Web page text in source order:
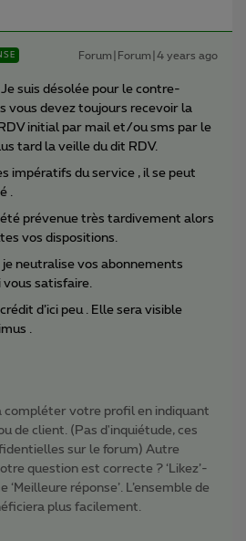
Forum|Forum|4 years ago
Je suis désolée pour le contre-
vous devez toujours recevoir la
initial par mail et/ou sms par le
tard la veille du dit RDV.
impératifs du service , il se peut
.
été prévenue très tardivement alors
vos dispositions.
neutralise vos abonnements
vous satisfaire.
d’ici peu . Elle sera visible
.
compléter votre profil en indiquant
de client. (Pas d'inquiétude, ces
sur le forum) Autre
question est correcte ? ‘Likez’-
réponse’. L’ensemble de
plus facilement.